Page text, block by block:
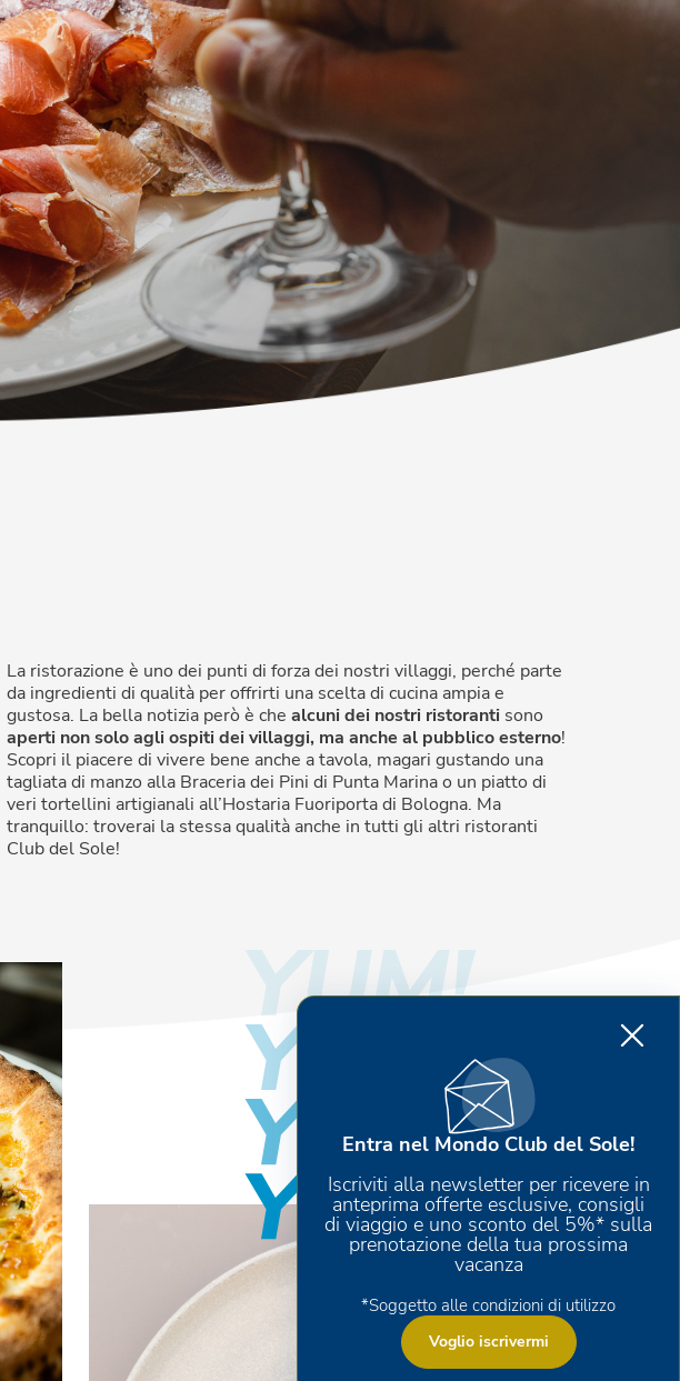
La ristorazione è uno dei punti di forza dei nostri villaggi, perché parte
da ingredienti di qualità per offrirti una scelta di cucina ampia e
gustosa. La bella notizia però è che alcuni dei nostri ristoranti sono
aperti non solo agli ospiti dei villaggi, ma anche al pubblico esterno!
Scopri il piacere di vivere bene anche a tavola, magari gustando una
tagliata di manzo alla Braceria dei Pini di Punta Marina o un piatto di
veri tortellini artigianali all’Hostaria Fuoriporta di Bologna. Ma
tranquillo: troverai la stessa qualità anche in tutti gli altri ristoranti
Club del Sole!
Entra nel Mondo Club del Sole!
Iscriviti alla newsletter per ricevere in
anteprima offerte esclusive, consigli
di viaggio e uno sconto del 5%* sulla
prenotazione della tua prossima
vacanza
*Soggetto alle condizioni di utilizzo
Voglio iscrivermi